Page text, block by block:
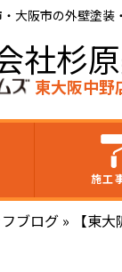
大阪市の外壁塗
社杉
東大阪中野
施工
ブログ » 【東